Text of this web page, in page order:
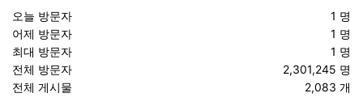
오늘 방문자
1 명
어제 방문자
1 명
최대 방문자
1 명
전체 방문자
2,301,245 명
전체 게시물
2,083 개